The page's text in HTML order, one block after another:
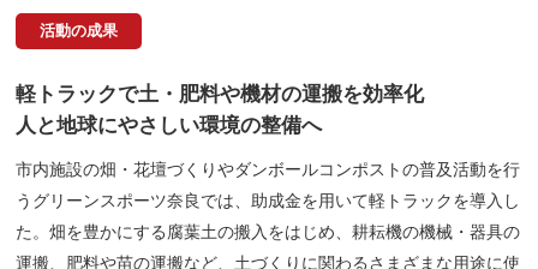
活動の成果
軽トラックで土・肥料や機材の運搬を効率化
人と地球にやさしい環境の整備へ
市内施設の畑・花壇づくりやダンボールコンポストの普及活動を行
うグリーンスポーツ奈良では、助成金を用いて軽トラックを導入し
た。畑を豊かにする腐葉土の搬入をはじめ、耕耘機の機械・器具の
運搬、肥料や苗の運搬など、土づくりに関わるさまざまな用途に使